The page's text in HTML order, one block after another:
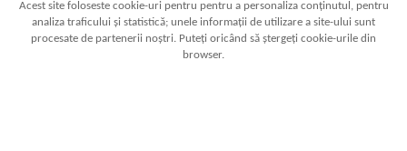
Acest site foloseste cookie-uri pentru pentru a personaliza conținutul, pentru
analiza traficului și statistică; unele informații de utilizare a site-ului sunt
procesate de partenerii noștri. Puteți oricând să ștergeți cookie-urile din
browser.